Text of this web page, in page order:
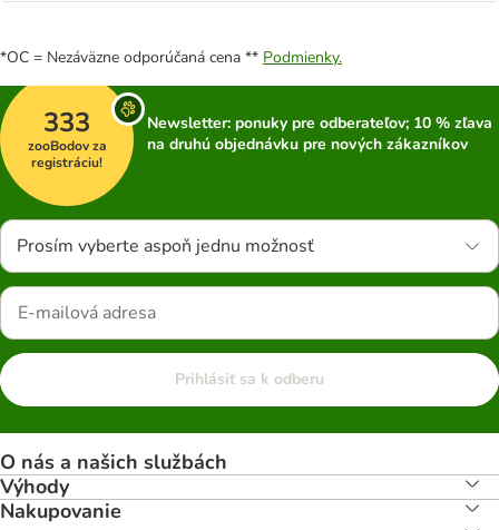
*OC = Nezáväzne odporúčaná cena ** Podmienky.
333
zooBodov za
registráciu!
Newsletter: ponuky pre odberateľov; 10 % zľava
na druhú objednávku pre nových zákazníkov
Prosím vyberte aspoň jednu možnosť
Prihlásiť sa k odberu
O nás a našich službách
Výhody
Nakupovanie